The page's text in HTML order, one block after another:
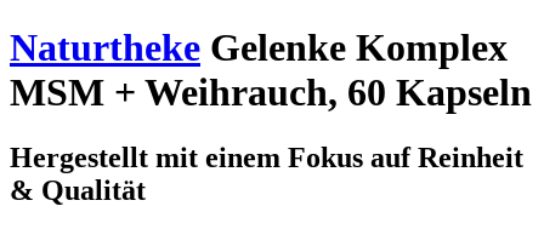
Naturtheke Gelenke Komplex
MSM + Weihrauch, 60 Kapseln
Hergestellt mit einem Fokus auf Reinheit
& Qualität